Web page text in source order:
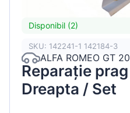
Disponibil (2)
SKU: 142241-1 142184-3
ALFA ROMEO GT
Reparație
Dreapta / Set